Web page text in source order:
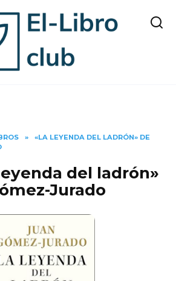
»
«LA LEYENDA DEL LADRÓN» DE
del ladrón»
Jurado